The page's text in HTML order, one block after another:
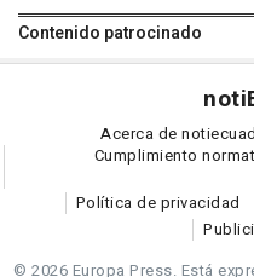
Contenido patrocinado
noti
Acerca de
Cumplimiento
Política de privacidad
© 2026 Europa Press. Está